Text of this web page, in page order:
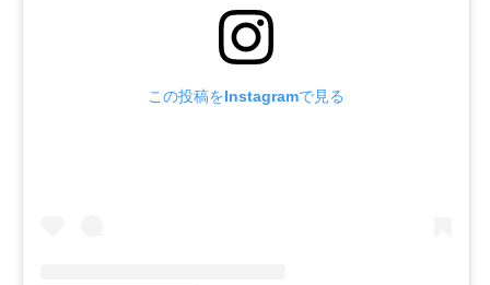
この投稿をInstagramで見る